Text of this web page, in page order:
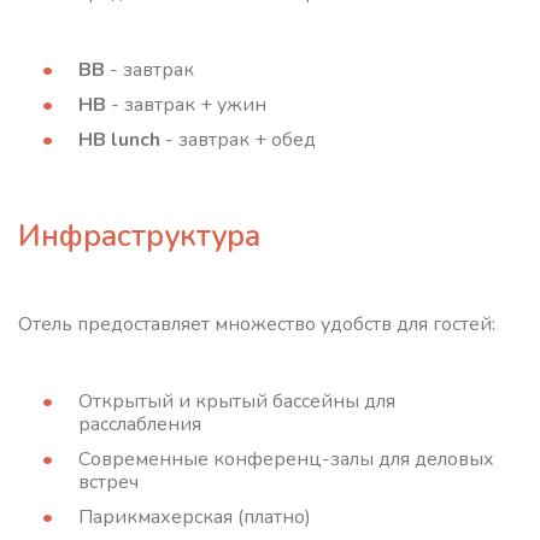
ВВ - завтрак
HB - завтрак + ужин
HB lunch - завтрак + обед
Инфраструктура
Отель предоставляет множество удобств для гостей:
Открытый и крытый бассейны для
расслабления
Современные конференц-залы для деловых
встреч
Парикмахерская (платно)